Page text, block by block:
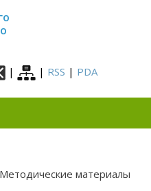
| | RSS | PDA
материалы